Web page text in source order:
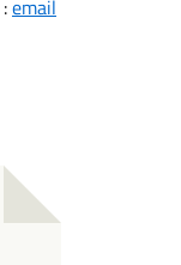
:email